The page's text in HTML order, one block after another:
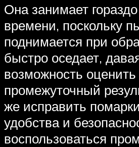
Она занимает
времени, поскольку
поднимается при
быстро оседает,
возможность оценить
промежуточный
же исправить
удобства и
воспользоваться